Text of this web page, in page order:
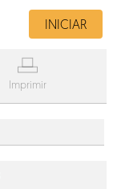
INICIAR
V
Imprimir